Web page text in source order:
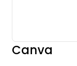
Canva